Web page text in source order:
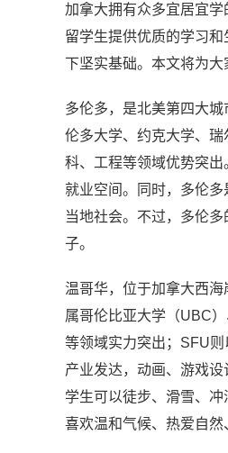
加拿大拥有众多宜居宜
留学生提供优质的学习
下坚实基础。本文将为大
多伦多，是北美第四大
伦多大学、约克大学、
科、工程等领域优势突
就业空间。同时，多伦
当地社会。不过，多伦
子。
温哥华，位于加拿大西
属哥伦比亚大学（UBC
等领域实力突出；SFU
产业发达，动画、游戏
学生可以徒步、滑雪、
喜欢温和气候、热爱自